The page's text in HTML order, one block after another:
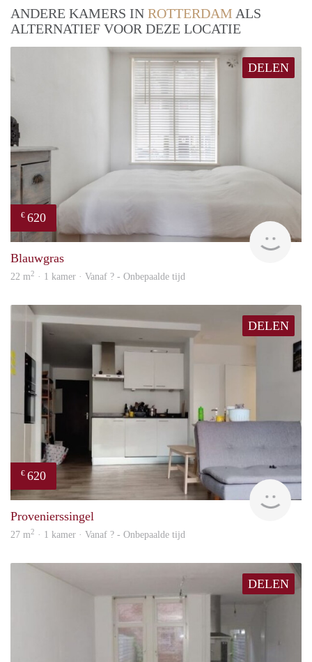
ANDERE KAMERS IN ROTTERDAM ALS
ALTERNATIEF VOOR DEZE LOCATIE
DELEN
€ 620
Blauwgras
22 m2 · 1 kamer · Vanaf ? - Onbepaalde tijd
DELEN
€ 620
Provenierssingel
27 m2 · 1 kamer · Vanaf ? - Onbepaalde tijd
DELEN